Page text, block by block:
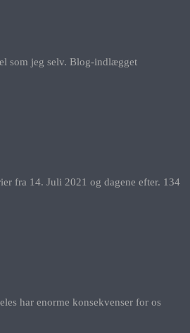
som jeg selv. Blog-indlægget
fra 14. Juli 2021 og dagene efter. 134
har enorme konsekvenser for os